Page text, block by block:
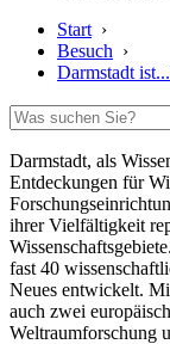
Start ›
Besuch ›
Darmstadt
Darmstadt, als
Entdeckungen für
ihrer Vielfältigkeit
fast 40
Neues entwickelt.
auch zwei
Weltraumforschung